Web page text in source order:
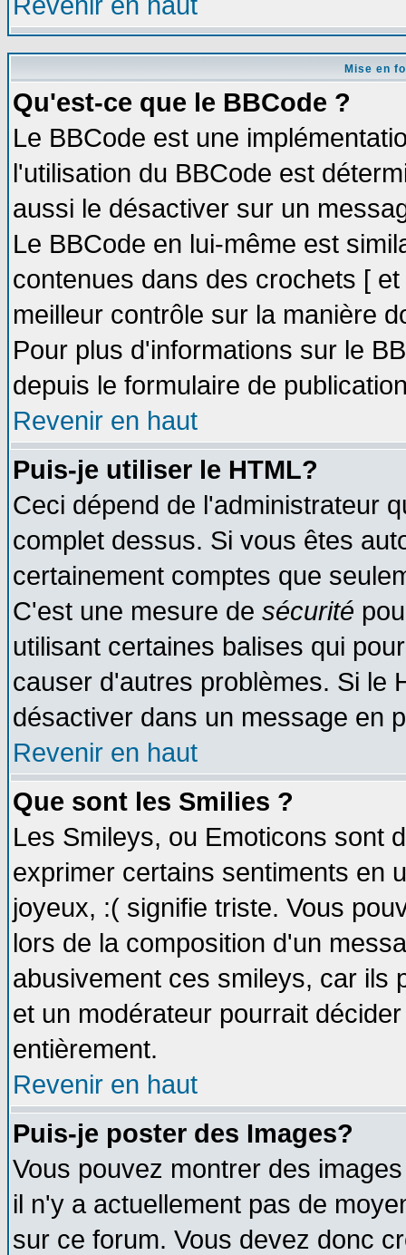
Mise en
Qu'est-ce que le BBCode ?
Le BBCode est une
l'utilisation du BBCode est
aussi le désactiver sur un
Le BBCode en lui-même est
contenues dans des crochets [
meilleur contrôle sur la manière
Pour plus d'informations sur le
depuis le formulaire de
Revenir en haut
Puis-je utiliser le HTML?
Ceci dépend de l'administrateur
complet dessus. Si vous êtes
certainement comptes que
C'est une mesure de sécurité
utilisant certaines balises qui
causer d'autres problèmes. Si le
désactiver dans un message en
Revenir en haut
Que sont les Smilies ?
Les Smileys, ou Emoticons sont
exprimer certains sentiments en
joyeux, :( signifie triste. Vous
lors de la composition d'un
abusivement ces smileys, car ils
et un modérateur pourrait
entièrement.
Revenir en haut
Puis-je poster des Images?
Vous pouvez montrer des
il n'y a actuellement pas de
sur ce forum. Vous devez donc